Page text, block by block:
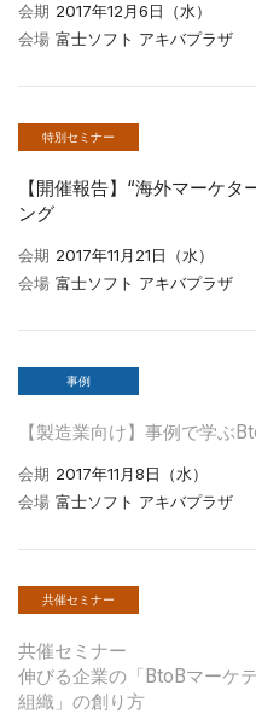
会期 2017年12月6日（水）
会場 富士ソフト アキバプラザ
特別セミナー
【開催報告】“海外マーケ
ング
会期 2017年11月21日（水）
会場 富士ソフト アキバプラザ
事例
【製造業向け】事例で学ぶ
会期 2017年11月8日（水）
会場 富士ソフト アキバプラザ
共催セミナー
共催セミナー
伸びる企業の「BtoBマーケ
組織」の創り方